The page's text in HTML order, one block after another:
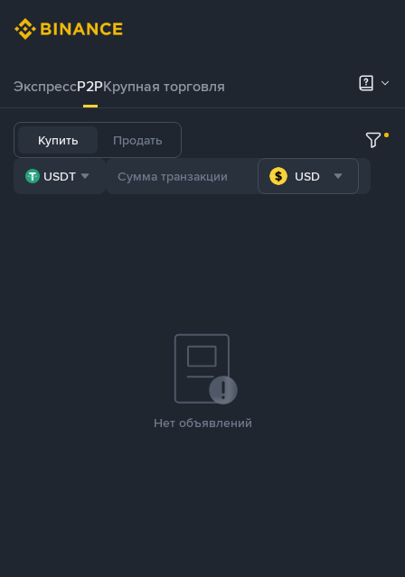
ЭкспрессP2PКрупная торговля
Купить Продать
USDT USD
Нет объявлений